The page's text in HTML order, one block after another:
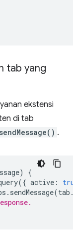
tab yang
ekstensi
di tab
.
)
{
({ active :
. sendMessage(tab